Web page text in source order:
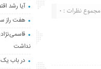
مجموع نظرات : 0
آیا رشد
هفت راز سال
نداشت
در باب یک